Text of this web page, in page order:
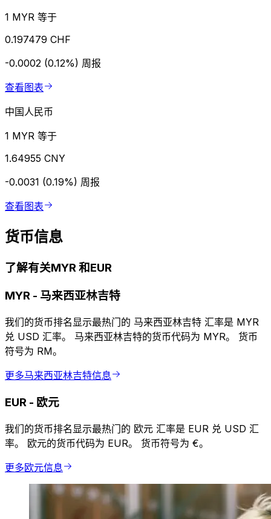
1 MYR 等于
0.197479 CHF
-0.0002 (0.12%) 周报
查看图表
中国人民币
1 MYR 等于
1.64955 CNY
-0.0031 (0.19%) 周报
查看图表
货币信息
了解有关MYR 和EUR
MYR - 马来西亚林吉特
我们的货币排名显示最热门的 马来西亚林吉特 汇率是 MYR
兑 USD 汇率。 马来西亚林吉特的货币代码为 MYR。 货币
符号为 RM。
更多马来西亚林吉特信息
EUR - 欧元
我们的货币排名显示最热门的 欧元 汇率是 EUR 兑 USD 汇
率。 欧元的货币代码为 EUR。 货币符号为 €。
更多欧元信息